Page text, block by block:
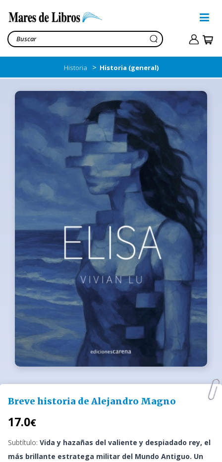
Historia > Historia (general)
Breve historia de Alejandro Magno
17.0€
Subtítulo: Vida y hazañas del valiente y despiadado rey, el
más brillante estratega militar del Mundo Antiguo. Un